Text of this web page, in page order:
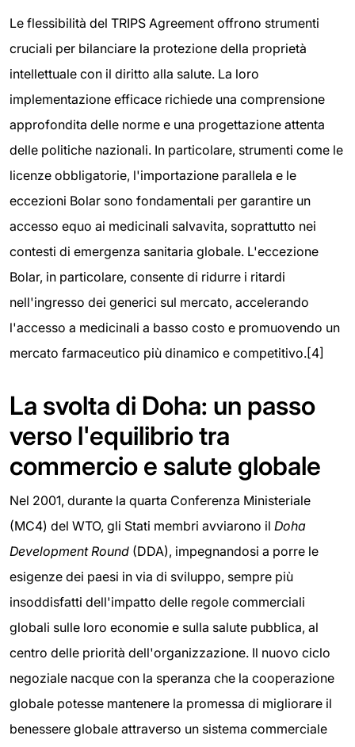
Le flessibilità del TRIPS Agreement offrono strumenti
cruciali per bilanciare la protezione della proprietà
intellettuale con il diritto alla salute. La loro
implementazione efficace richiede una comprensione
approfondita delle norme e una progettazione attenta
delle politiche nazionali. In particolare, strumenti come le
licenze obbligatorie, l'importazione parallela e le
eccezioni Bolar sono fondamentali per garantire un
accesso equo ai medicinali salvavita, soprattutto nei
contesti di emergenza sanitaria globale. L'eccezione
Bolar, in particolare, consente di ridurre i ritardi
nell'ingresso dei generici sul mercato, accelerando
l'accesso a medicinali a basso costo e promuovendo un
mercato farmaceutico più dinamico e competitivo.[4]
La svolta di Doha: un passo
verso l'equilibrio tra
commercio e salute globale
Nel 2001, durante la quarta Conferenza Ministeriale
(MC4) del WTO, gli Stati membri avviarono il Doha
Development Round (DDA), impegnandosi a porre le
esigenze dei paesi in via di sviluppo, sempre più
insoddisfatti dell'impatto delle regole commerciali
globali sulle loro economie e sulla salute pubblica, al
centro delle priorità dell'organizzazione. Il nuovo ciclo
negoziale nacque con la speranza che la cooperazione
globale potesse mantenere la promessa di migliorare il
benessere globale attraverso un sistema commerciale